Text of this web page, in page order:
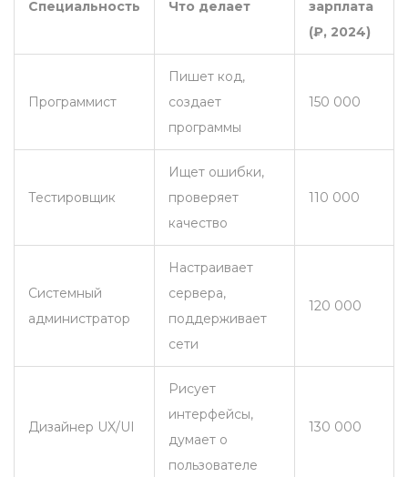
Специальность Что делает
зарплата
(₽, 2024)
Программист
Пишет код,
создает
программы
150 000
Тестировщик
Ищет ошибки,
проверяет
качество
110 000
Системный
администратор
Настраивает
сервера,
поддерживает
сети
120 000
Дизайнер UX/UI
Рисует
интерфейсы,
думает о
пользователе
130 000